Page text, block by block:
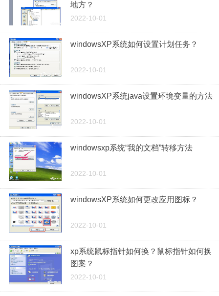
地方？
2022-10-01
windowsXP系统如何设置计划任务？
2022-10-01
windowsXP系统java设置环境变量的方法
2022-10-01
windowsxp系统“我的文档”转移方法
2022-10-01
windowsXP系统如何更改应用图标？
2022-10-01
xp系统鼠标指针如何换？鼠标指针如何换
图案？
2022-10-01